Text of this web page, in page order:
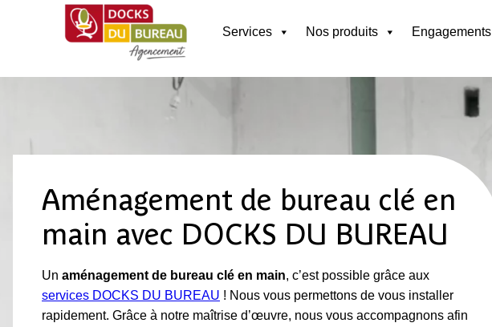
Services Nos produits Engagements
Aménagement de bureau clé en
main avec DOCKS DU BUREAU
Un aménagement de bureau clé en main, c’est possible grâce aux
services DOCKS DU BUREAU ! Nous vous permettons de vous installer
rapidement. Grâce à notre maîtrise d’œuvre, nous vous accompagnons afin